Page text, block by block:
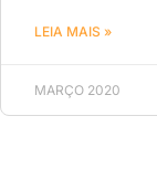
LEIA MAIS »
MARÇO 2020